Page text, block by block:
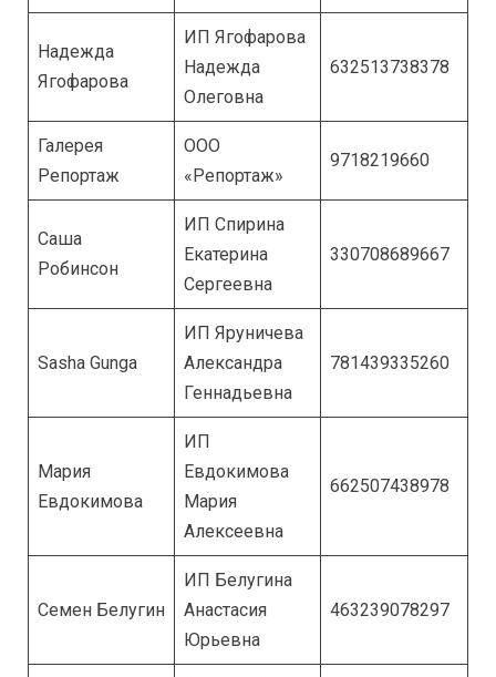
Надежда
Ягофарова
ИП Ягофарова
Надежда
Олеговна
632513738378
Галерея
Репортаж
OOO
«Репортаж»
9718219660
Саша
Робинсон
ИП Спирина
Екатерина
Сергеевна
330708689667
Sasha Gunga
ИП Яруничева
Александра
Геннадьевна
781439335260
Мария
Евдокимова
ИП
Евдокимова
Мария
Алексеевна
662507438978
Семен Белугин
ИП Белугина
Анастасия
Юрьевна
463239078297